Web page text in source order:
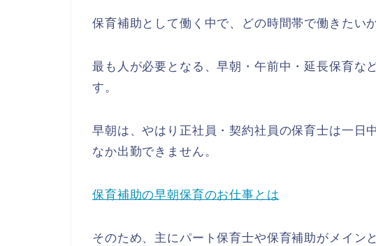
保育補助として働く中で、どの時間帯で働きたい
最も人が必要となる、早朝・午前中・延長保育な
す。
早朝は、やはり正社員・契約社員の保育士は一日
なか出勤できません。
保育補助の早朝保育のお仕事とは
そのため、主にパート保育士や保育補助がメイン